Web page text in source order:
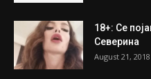
18+: Се
Северина
August 21, 2018